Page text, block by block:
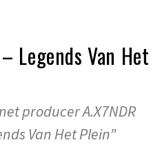
Legends Van Het
producer A.X7NDR
Van Het Plein”